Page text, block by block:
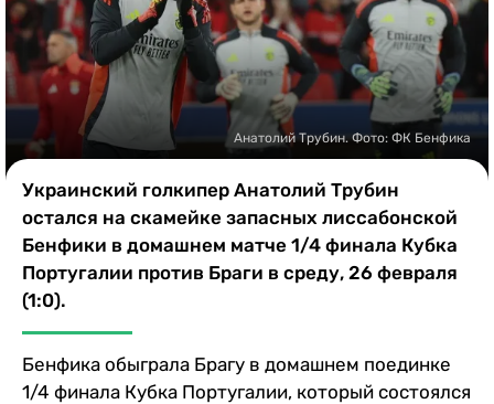
Казино
Анатолий Трубин. Фото: ФК Бенфика
Украинский голкипер Анатолий Трубин
остался на скамейке запасных лиссабонской
Бенфики в домашнем матче 1/4 финала Кубка
Португалии против Браги в среду, 26 февраля
(1:0).
Бенфика обыграла Брагу в домашнем поединке
1/4 финала Кубка Португалии, который состоялся